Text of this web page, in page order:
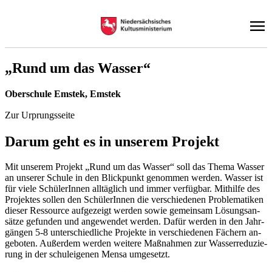
„Rund um das Was­ser“
Ober­schu­le Ems­tek, Ems­tek
Zur Urprungsseite
Dar­um geht es in un­se­rem Pro­jekt
Mit un­se­rem Pro­jekt „Rund um das Was­ser“ soll das The­ma Was­ser
an un­se­rer Schu­le in den Blick­punkt ge­nom­men wer­den. Was­ser ist
für vie­le Schü­le­rIn­nen all­täg­lich und im­mer ver­füg­bar. Mit­hil­fe des
Pro­jek­tes sol­len den Schü­le­rIn­nen die ver­schie­de­nen Pro­ble­ma­ti­ken
die­ser Res­sour­ce auf­ge­zeigt wer­den so­wie ge­mein­sam Lö­sungs­an­
sät­ze ge­fun­den und an­ge­wen­det wer­den. Da­für wer­den in den Jahr­
gän­gen 5-8 un­ter­schied­li­che Pro­jek­te in ver­schie­de­nen Fä­chern an­
ge­bo­ten. Au­ßer­dem wer­den wei­te­re Maß­nah­men zur Was­ser­re­du­zie­
rung in der schul­ei­ge­nen Men­sa um­ge­setzt.